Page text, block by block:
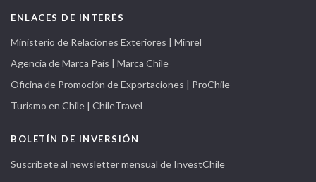
ENLACES DE INTERÉS
Ministerio de Relaciones Exteriores | Minrel
Agencia de Marca País | Marca Chile
Oficina de Promoción de Exportaciones | ProChile
Turismo en Chile | ChileTravel
BOLETÍN DE INVERSIÓN
Suscríbete al newsletter mensual de InvestChile